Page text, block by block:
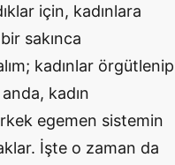
için, kadınlara
sakınca
kadınlar örgütlenip
kadın
egemen sistemin
İşte o zaman da